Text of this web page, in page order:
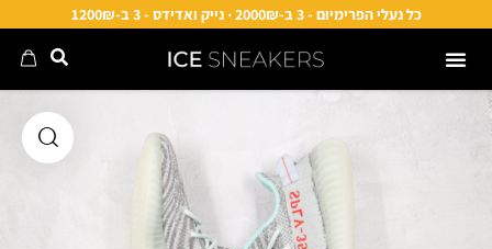
כל נעלי הפרימיום - 3 ב-2000₪ · נייק ואדידס - 3 ב-1200₪